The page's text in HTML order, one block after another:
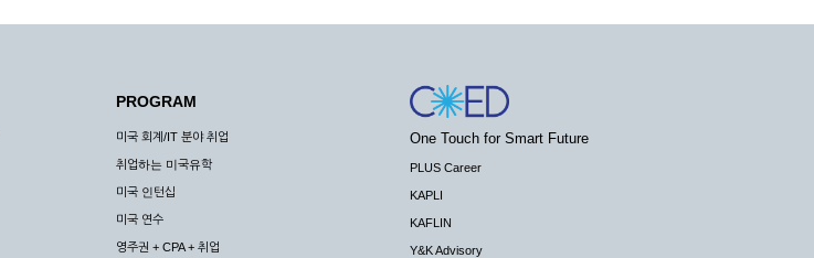
PROGRAM
미국 회계/IT 분야 취업
취업하는 미국유학
미국 인턴십
미국 연수
영주권 + CPA + 취업
One Touch for Smart Future
PLUS Career
KAPLI
KAFLIN
Y&K Advisory